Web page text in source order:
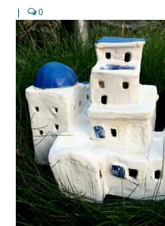
| 0